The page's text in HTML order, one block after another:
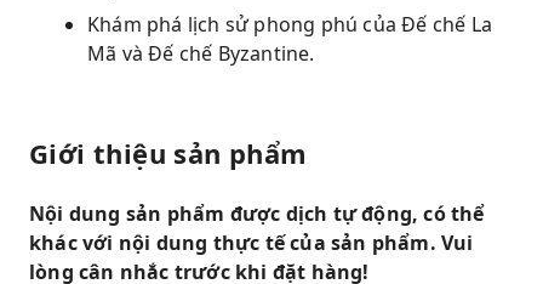
Khám phá lịch sử phong phú của Đế chế La
Mã và Đế chế Byzantine.
Giới thiệu sản phẩm
Nội dung sản phẩm được dịch tự động, có thể
khác với nội dung thực tế của sản phẩm. Vui
lòng cân nhắc trước khi đặt hàng!